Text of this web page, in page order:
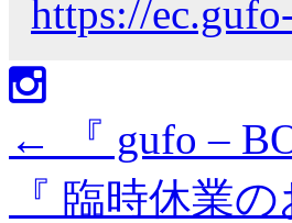
https://
←
『 gufo –
『 臨時休業